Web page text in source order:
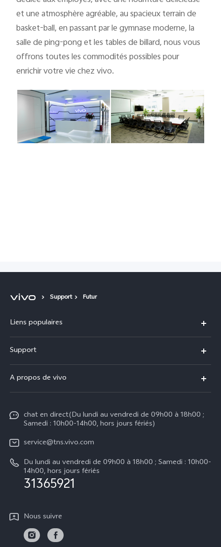
et une atmosphère agréable, au spacieux terrain de
basket-ball, en passant par le gymnase moderne, la
salle de ping-pong et les tables de billard, nous vous
offrons toutes les commodités possibles pour
enrichir votre vie chez vivo.
Support Futur
Liens populaires
Y31 5G
V70
V50
Y21d
Y29
Support
Centre de services
Authentification IMEI
Instructions de garantie vivo
A propos de vivo
Legal Notice
À propos de vivo
Centre de confidentialité vivo
Durabilité
chat en direct(Du lundi au vendredi de 09h00 à 18h00 ;
Samedi : 10h00-14h00, hors jours fériés)
service@tns.vivo.com
Du lundi au vendredi de 09h00 à 18h00 ; Samedi : 10h00-
14h00, hors jours fériés
31365921
Nous suivre